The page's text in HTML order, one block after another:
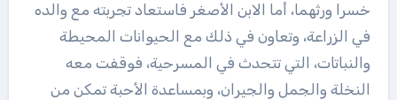
خسرا ورثهما، أما الابن الأصغر فاستعاد تجربته مع والده
في الزراعة، وتعاون في ذلك مع الحيوانات المحيطة
والنباتات، التي تتحدث في المسرحية، فوقفت معه
النخلة والجمل والجيران، وبمساعدة الأحبة تمكن من